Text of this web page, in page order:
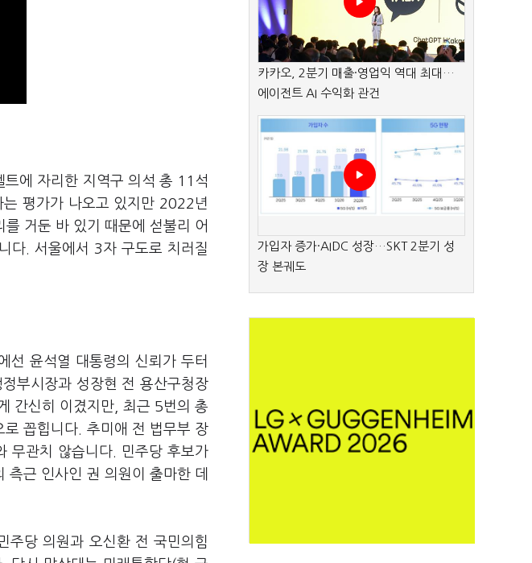
에 자리한 지역구 의석 총 11석
평가가 나오고 있지만 2022년
거둔 바 있기 때문에 섣불리 어
다. 서울에서 3자 구도로 치러질
선 윤석열 대통령의 신뢰가 두터
부시장과 성장현 전 용산구청장
간신히 이겼지만, 최근 5번의 총
꼽힙니다. 추미애 전 법무부 장
무관치 않습니다. 민주당 후보가
근 인사인 권 의원이 출마한 데
주당 의원과 오신환 전 국민의힘
카카오, 2분기 매출·영업익 역대 최대…
에이전트 AI 수익화 관건
가입자 증가·AIDC 성장…SKT 2분기 성
장 본궤도